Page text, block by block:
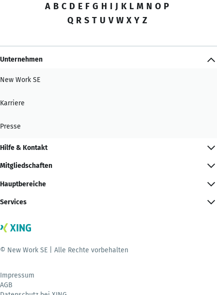
A B C D E F G H I J K L M N O P
Q R S T U V W X Y Z
Unternehmen
New Work SE
Karriere
Presse
Hilfe & Kontakt
Mitgliedschaften
Hauptbereiche
Services
© New Work SE | Alle Rechte vorbehalten
Impressum
AGB